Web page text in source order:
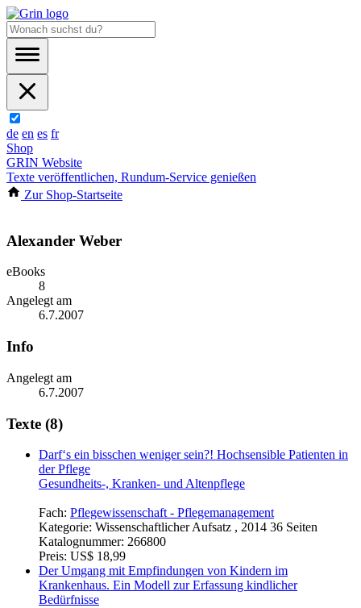
de en es fr
Shop
GRIN Website
Texte veröffentlichen, Rundum-Service genießen
Zur Shop-Startseite
Alexander Weber
eBooks
8
Angelegt am
6.7.2007
Info
Angelegt am
6.7.2007
Texte (8)
Darf‘s ein bisschen weniger sein?! Hochsensible Patienten in
der Pflege
Gesundheits-, Kranken- und Altenpflege
Fach: Pflegewissenschaft - Pflegemanagement
Kategorie: Wissenschaftlicher Aufsatz , 2014 36 Seiten
Katalognummer: 266800
Preis: US$ 18,99
Der Umgang mit Empfindungen von Kindern im
Krankenhaus. Ein Modell zur Erfassung kindlicher
Bedürfnisse